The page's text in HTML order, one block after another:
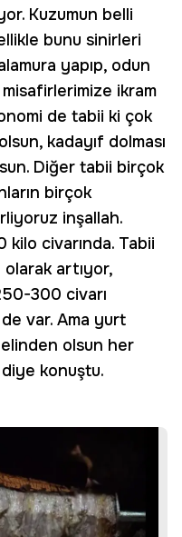
Kuzumun belli
bunu sinirleri
yapıp, odun
ikram
de tabii ki çok
kadayıf dolması
Diğer tabii birçok
birçok
inşallah.
civarında. Tabii
olarak artıyor,
300 civarı
var. Ama yurt
olsun her
konuştu.